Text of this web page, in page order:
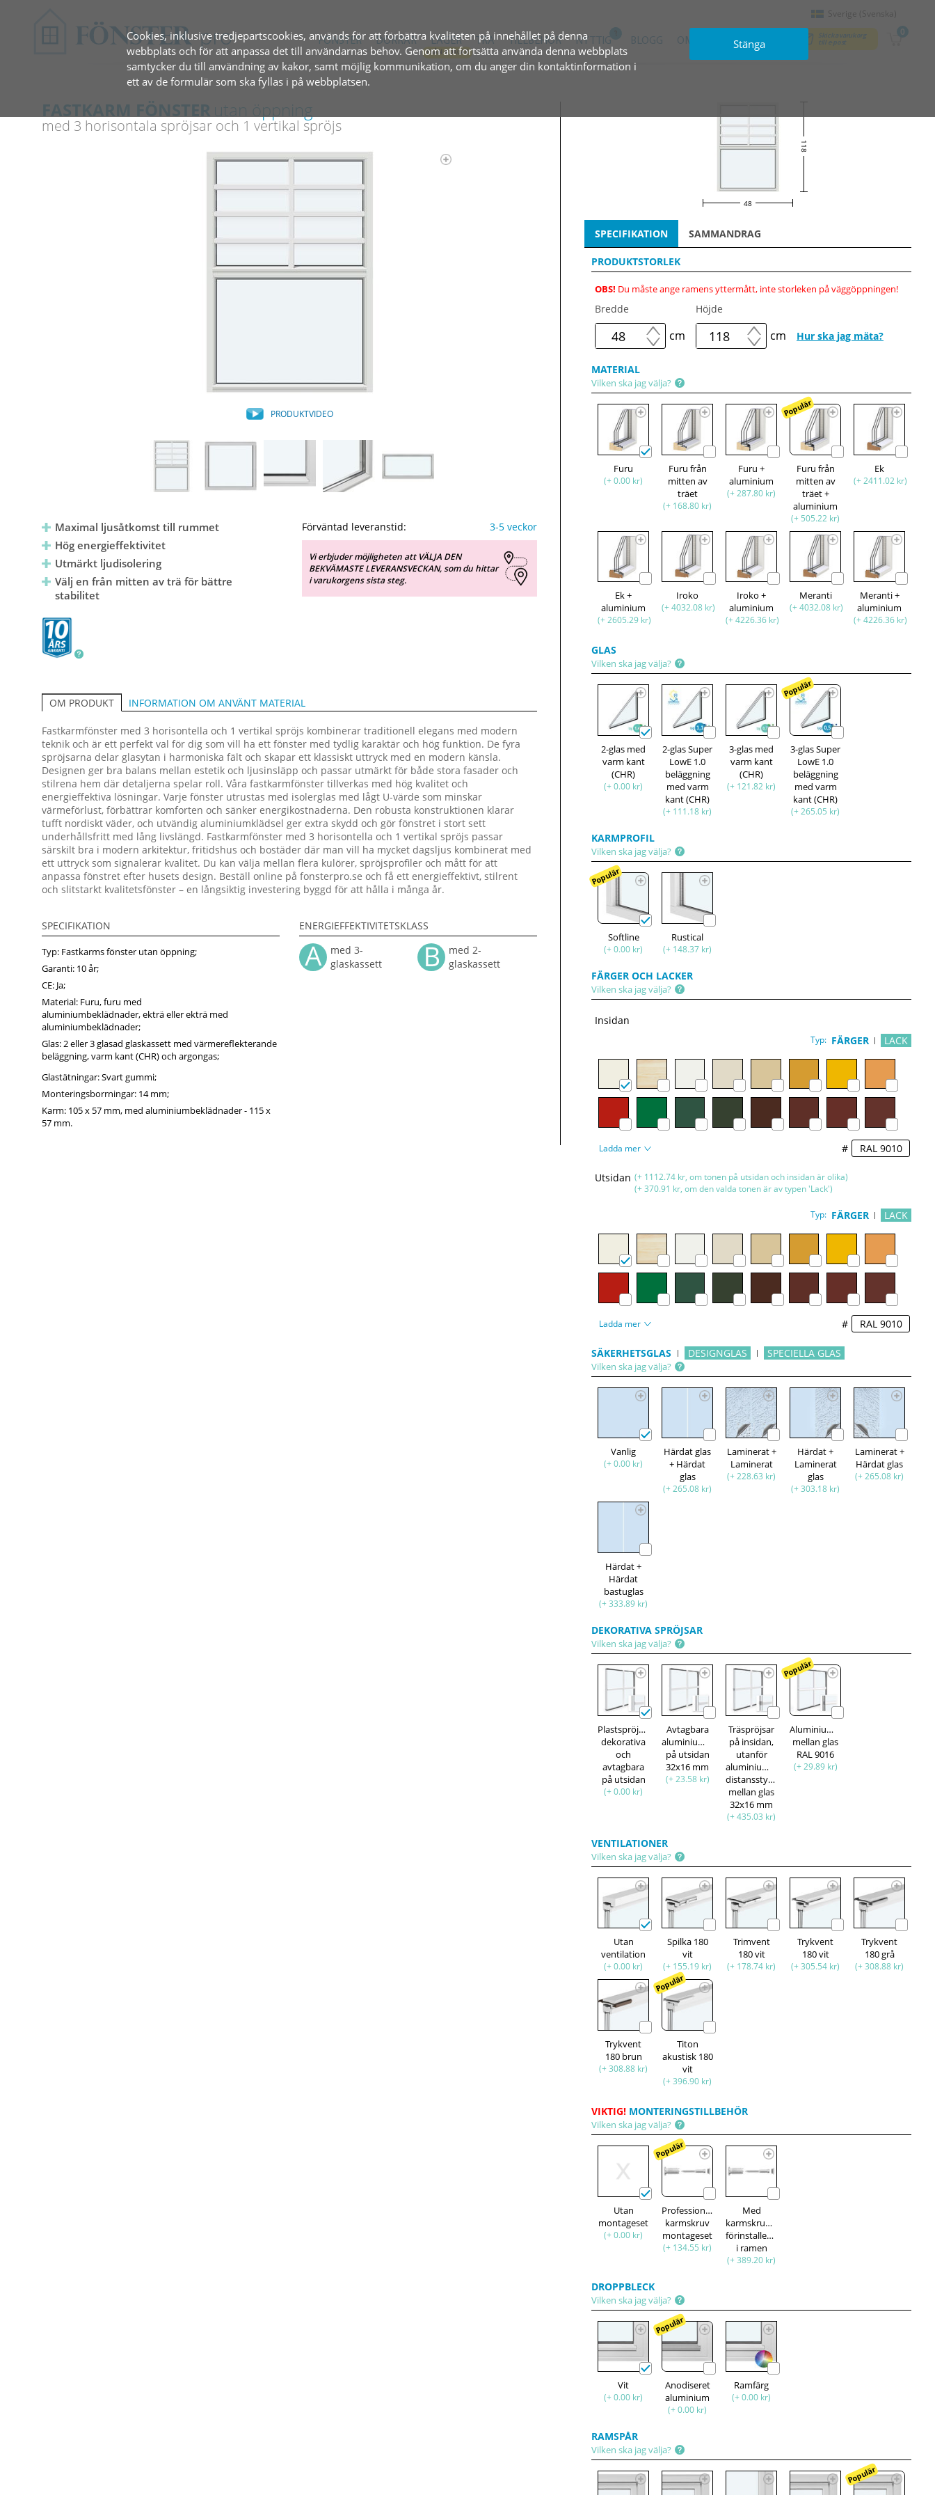
Cookies, inklusive tredjepartscookies, används för att förbättra kvaliteten på innehållet på denna
webbplats och för att anpassa det till användarnas behov. Genom att fortsätta använda denna webbplats
samtycker du till användning av kakor, samt möjlig kommunikation, om du anger din kontaktinformation i
ett av de formulär som ska fyllas i på webbplatsen.
Stänga
Skicka varukorg
till e‑post
0
FÖNSTER DÖRRAR LAGER TRÄ TILLBEHÖR NYTTIG BLOGG OM OSS KONTAKT
Sverige (Svenska)
FASTKARM FÖNSTER utan öppning
med 3 ‎horisontala spröjsar och ‎1 vertikal spröjs
PRODUKTVIDEO
Maximal ljusåtkomst till rummet
Hög energieffektivitet
Utmärkt ljudisolering
Välj en från mitten av trä för bättre
stabilitet
Förväntad leveranstid: 3-5 veckor
Vi erbjuder möjligheten att VÄLJA DEN
BEKVÄMASTE LEVERANSVECKAN, som du hittar
i varukorgens sista steg.
OM PRODUKT INFORMATION OM ANVÄNT MATERIAL
Fastkarmfönster med 3 horisontella och 1 vertikal spröjs kombinerar traditionell elegans med modern
teknik och är ett perfekt val för dig som vill ha ett fönster med tydlig karaktär och hög funktion. De fyra
spröjsarna delar glasytan i harmoniska fält och skapar ett klassiskt uttryck med en modern känsla.
Designen ger bra balans mellan estetik och ljusinsläpp och passar utmärkt för både stora fasader och
stilrena hem där detaljerna spelar roll. Våra fastkarmfönster tillverkas med hög kvalitet och
energieffektiva lösningar. Varje fönster utrustas med isolerglas med lågt U-värde som minskar
värmeförlust, förbättrar komforten och sänker energikostnaderna. Den robusta konstruktionen klarar
tufft nordiskt väder, och utvändig aluminiumklädsel ger extra skydd och gör fönstret i stort sett
underhållsfritt med lång livslängd. Fastkarmfönster med 3 horisontella och 1 vertikal spröjs passar
särskilt bra i modern arkitektur, fritidshus och bostäder där man vill ha mycket dagsljus kombinerat med
ett uttryck som signalerar kvalitet. Du kan välja mellan flera kulörer, spröjsprofiler och mått för att
anpassa fönstret efter husets design. Beställ online på fonsterpro.se och få ett energieffektivt, stilrent
och slitstarkt kvalitetsfönster – en långsiktig investering byggd för att hålla i många år.
SPECIFIKATION
Typ: Fastkarms fönster utan öppning;
Garanti: 10 år;
CE: Ja;
Material: Furu, furu med
aluminiumbeklädnader, ekträ eller ekträ med
aluminiumbeklädnader;
Glas: 2 eller 3 glasad glaskassett med värmereflekterande
beläggning, varm kant (CHR) och argongas;
Glastätningar: Svart gummi;
Monteringsborrningar: 14 mm;
Karm: 105 x 57 mm, med aluminiumbeklädnader - 115 x
57 mm.
ENERGIEFFEKTIVITETSKLASS
med 3-
glaskassett
med 2-
glaskassett
118
48
SPECIFIKATION SAMMANDRAG
PRODUKTSTORLEK
OBS! Du måste ange ramens yttermått, inte storleken på väggöppningen!
Bredde
cm
Höjde
cm Hur ska jag mäta?
MATERIAL
Vilken ska jag välja?
Furu
(+ 0.00 kr)
Furu från
mitten av
träet
(+ 168.80 kr)
Furu +
aluminium
(+ 287.80 kr)
Populär
Furu från
mitten av
träet +
aluminium
(+ 505.22 kr)
Ek
(+ 2411.02 kr)
Ek +
aluminium
(+ 2605.29 kr)
Iroko
(+ 4032.08 kr)
Iroko +
aluminium
(+ 4226.36 kr)
Meranti
(+ 4032.08 kr)
Meranti +
aluminium
(+ 4226.36 kr)
GLAS
Vilken ska jag välja?
2-glas med
varm kant
(CHR)
(+ 0.00 kr)
2-glas Super
LowE 1.0
beläggning
med varm
kant (CHR)
(+ 111.18 kr)
3-glas med
varm kant
(CHR)
(+ 121.82 kr)
Populär
3-glas Super
LowE 1.0
beläggning
med varm
kant (CHR)
(+ 265.05 kr)
KARMPROFIL
Vilken ska jag välja?
Populär
Softline
(+ 0.00 kr)
Rustical
(+ 148.37 kr)
FÄRGER OCH LACKER
Vilken ska jag välja?
Insidan
Typ: FÄRGER LACK
Ladda mer #
Utsidan (+ 1112.74 kr, om tonen på utsidan och insidan är olika)
(+ 370.91 kr, om den valda tonen är av typen 'Lack')
Typ: FÄRGER LACK
Ladda mer #
SÄKERHETSGLAS DESIGNGLAS SPECIELLA GLAS
Vilken ska jag välja?
Vanlig
(+ 0.00 kr)
Härdat glas
+ Härdat
glas
(+ 265.08 kr)
Laminerat +
Laminerat
(+ 228.63 kr)
Härdat +
Laminerat
glas
(+ 303.18 kr)
Laminerat +
Härdat glas
(+ 265.08 kr)
Härdat +
Härdat
bastuglas
(+ 333.89 kr)
DEKORATIVA SPRÖJSAR
Vilken ska jag välja?
Plastspröjsar,
dekorativa
och
avtagbara
på utsidan
(+ 0.00 kr)
Avtagbara
aluminiumspröjsar,
på utsidan
32x16 mm
(+ 23.58 kr)
Träspröjsar
på insidan,
utanför
aluminiumspröjsar,
distansstycke
mellan glas
32x16 mm
(+ 435.03 kr)
Populär
Aluminiumspröjsar
mellan glas
RAL 9016
(+ 29.89 kr)
VENTILATIONER
Vilken ska jag välja?
Utan
ventilation
(+ 0.00 kr)
Spilka 180
vit
(+ 155.19 kr)
Trimvent
180 vit
(+ 178.74 kr)
Trykvent
180 vit
(+ 305.54 kr)
Trykvent
180 grå
(+ 308.88 kr)
Trykvent
180 brun
(+ 308.88 kr)
Populär
Titon
akustisk 180
vit
(+ 396.90 kr)
VIKTIG! MONTERINGSTILLBEHÖR
Vilken ska jag välja?
Utan
montageset
(+ 0.00 kr)
Populär
Professionell
karmskruv
montageset
(+ 134.55 kr)
Med
karmskruvar
förinstallerade
i ramen
(+ 389.20 kr)
DROPPBLECK
Vilken ska jag välja?
Vit
(+ 0.00 kr)
Populär
Anodiseret
aluminium
(+ 0.00 kr)
Ramfärg
(+ 0.00 kr)
RAMSPÅR
Vilken ska jag välja?
Populär